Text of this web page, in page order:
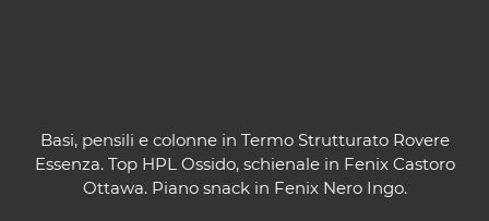
Basi, pensili e colonne in Termo Strutturato Rovere
Essenza. Top HPL Ossido, schienale in Fenix Castoro
Ottawa. Piano snack in Fenix Nero Ingo.